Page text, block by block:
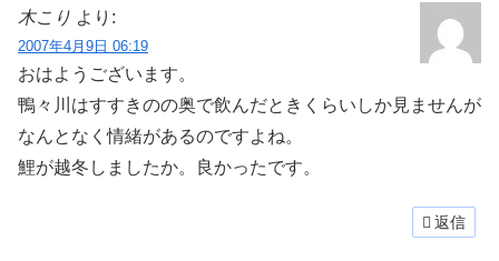
木こり より:
2007年4月9日 06:19
おはようございます。
鴨々川はすすきのの奥で飲んだときくらいしか見ませんが
なんとなく情緒があるのですよね。
鯉が越冬しましたか。良かったです。
返信